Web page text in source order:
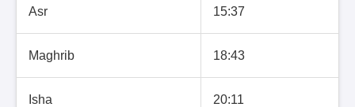
Asr 15:37
Maghrib 18:43
Isha 20:11